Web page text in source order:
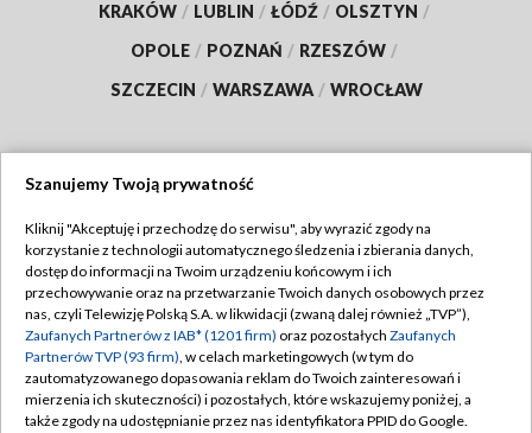
KRAKÓW / LUBLIN / ŁÓDŹ / OLSZTYN /
OPOLE / POZNAŃ / RZESZÓW /
SZCZECIN / WARSZAWA / WROCŁAW
TVP
Abonament TVP
Emisja w TVP
Centrum informacji TVP
Naziemna Telewizja Cyfrowa
Regulamin TVP
Polityka prywatności
Moje zgody
Pomoc
Szanujemy Twoją prywatność
Kliknij "Akceptuję i przechodzę do serwisu", aby wyrazić zgody na
korzystanie z technologii automatycznego śledzenia i zbierania danych,
dostęp do informacji na Twoim urządzeniu końcowym i ich
przechowywanie oraz na przetwarzanie Twoich danych osobowych przez
nas, czyli Telewizję Polską S.A. w likwidacji (zwaną dalej również „TVP”),
Zaufanych Partnerów z IAB* (1201 firm) oraz pozostałych Zaufanych
Partnerów TVP (93 firm), w celach marketingowych (w tym do
zautomatyzowanego dopasowania reklam do Twoich zainteresowań i
mierzenia ich skuteczności) i pozostałych, które wskazujemy poniżej, a
także zgody na udostępnianie przez nas identyfikatora PPID do Google.